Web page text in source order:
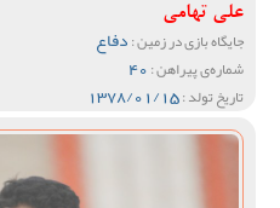
علی تهامی
جایگاه بازی در زمین :دفاع
شماره‌ی پیراهن :40
تاریخ تولد :1378/01/15